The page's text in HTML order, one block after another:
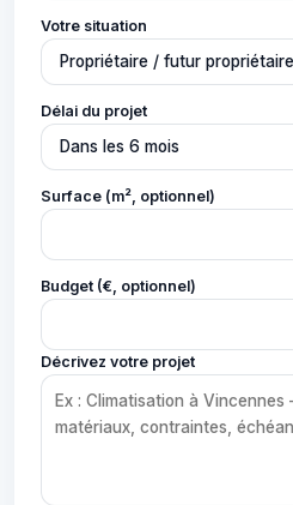
Votre situation
Délai du projet
Surface (m², optionnel)
Budget (€, optionnel)
Décrivez votre projet